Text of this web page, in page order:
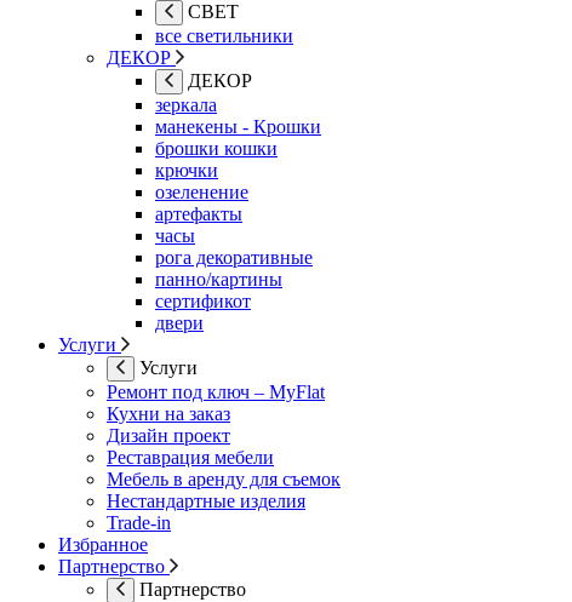
СВЕТ
все светильники
ДЕКОР
ДЕКОР
зеркала
манекены - Крошки
брошки кошки
крючки
озеленение
артефакты
часы
рога декоративные
панно/картины
сертификот
двери
Услуги
Услуги
Ремонт под ключ – MyFlat
Кухни на заказ
Дизайн проект
Реставрация мебели
Мебель в аренду для съемок
Нестандартные изделия
Trade-in
Избранное
Партнерство
Партнерство